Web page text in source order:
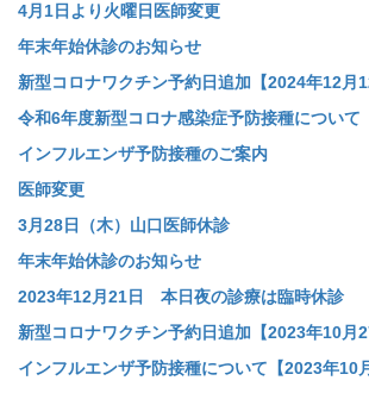
4月1日より火曜日医師変更
年末年始休診のお知らせ
新型コロナワクチン予約日追加【2024年12月
令和6年度新型コロナ感染症予防接種について
インフルエンザ予防接種のご案内
医師変更
3月28日（木）山口医師休診
年末年始休診のお知らせ
2023年12月21日 本日夜の診療は臨時休診
新型コロナワクチン予約日追加【2023年10月
インフルエンザ予防接種について【2023年10